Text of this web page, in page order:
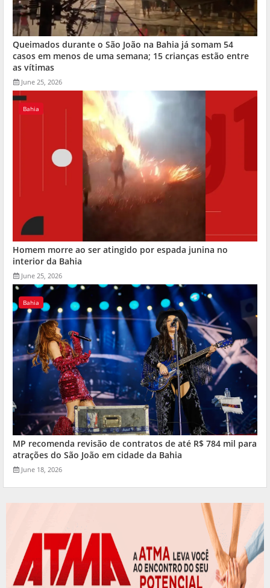
Queimados durante o São João na Bahia já somam 54
casos em menos de uma semana; 15 crianças estão entre
as vítimas
June 25, 2026
Bahia
Homem morre ao ser atingido por espada junina no
interior da Bahia
June 25, 2026
Bahia
MP recomenda revisão de contratos de até R$ 784 mil para
atrações do São João em cidade da Bahia
June 18, 2026